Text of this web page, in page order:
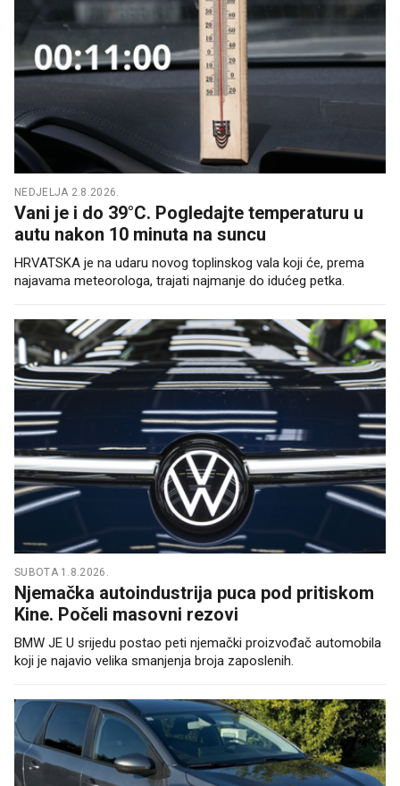
NEDJELJA 2.8.2026.
Vani je i do 39°C. Pogledajte temperaturu u
autu nakon 10 minuta na suncu
HRVATSKA je na udaru novog toplinskog vala koji će, prema
najavama meteorologa, trajati najmanje do idućeg petka.
SUBOTA 1.8.2026.
Njemačka autoindustrija puca pod pritiskom
Kine. Počeli masovni rezovi
BMW JE U srijedu postao peti njemački proizvođač automobila
koji je najavio velika smanjenja broja zaposlenih.